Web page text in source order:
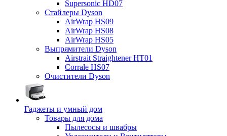
Supersonic HD07
Стайлеры Dyson
AirWrap HS09
AirWrap HS08
AirWrap HS05
Выпрямители Dyson
Airstrait Straightener HT01
Corrale HS07
Очистители Dyson
Гаджеты и умный дом
Товары для дома
Пылесосы и швабры